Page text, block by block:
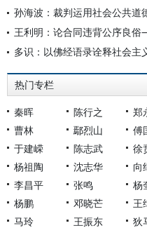
孙海波：裁判运用社会公共道
王利明：论合同违背公序良
多识：以佛经语录诠释社会主
热门专栏
秦晖 陈行之 郑
曹林
鄢烈山 傅
于建嵘
陈志武 徐
杨祖陶
沈志华 向
李昌平
张鸣 杨
杨鹏
邓晓芒 王
马玲
王振东 狄